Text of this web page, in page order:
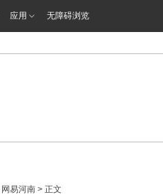
应用 无障碍浏览
网易河南 > 正文